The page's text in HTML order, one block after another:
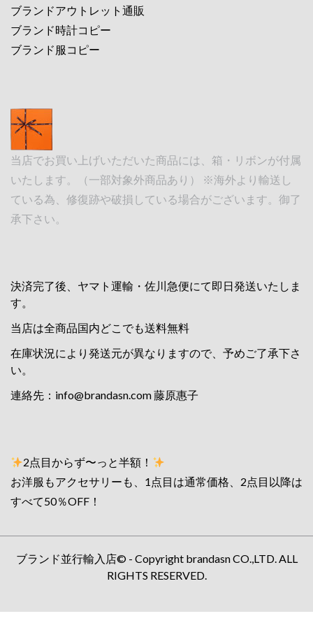
ブランドアウトレット通販
ブランド時計コピー
ブランド服コピー
当店でお買い上げいただいた商品には、箱・リボンが付属
いたします。（一部対象外商品あり） ※海外より輸送し
ている為、修復跡や破損している場合がございます。御了
承下さい。
決済完了後、ヤマト運輸・佐川急便にて即日発送いたしま
す。
当店は全商品国内どこでも送料無料
在庫状況により発送元が異なりますので、予めご了承下さ
い。
連絡先： info@brandasn.com藤原惠子
2点目からず〜っと半額！
お洋服もアクセサリーも、1点目は通常価格、2点目以降は
すべて50％OFF！
ブランド並行輸入店© - Copyright brandasn CO.,LTD. ALL
RIGHTS RESERVED.